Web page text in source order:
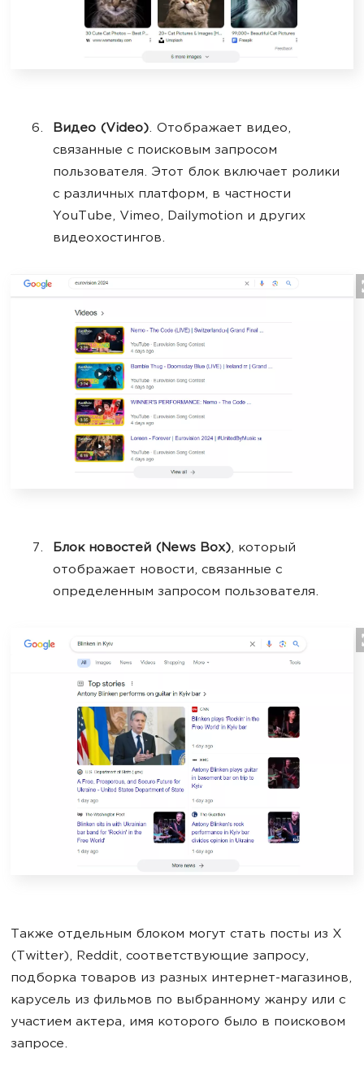
Видео (Video). Отображает видео,
связанные с поисковым запросом
пользователя. Этот блок включает ролики
с различных платформ, в частности
YouTube, Vimeo, Dailymotion и других
видеохостингов.
Блок новостей (News Box), который
отображает новости, связанные с
определенным запросом пользователя.
Также отдельным блоком могут стать посты из X
(Twitter), Reddit, соответствующие запросу,
подборка товаров из разных интернет-магазинов,
карусель из фильмов по выбранному жанру или с
участием актера, имя которого было в поисковом
запросе.